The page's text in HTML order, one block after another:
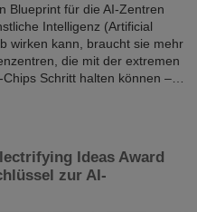
Blueprint für die AI-Zentren
Intelligenz (Artificial
wirken kann, braucht sie mehr
die mit der extremen
Schritt halten können –…
Ideas Award
zur AI-